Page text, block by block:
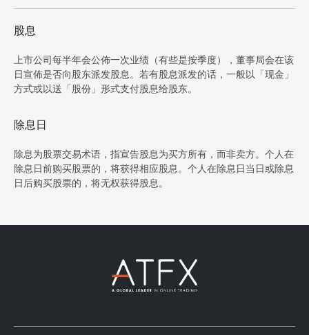
股息
上市公司每半年会公佈一次业绩（有些是按季度），董事局会在该
日宣佈是否向股东派发股息。若有股息派发的话，一般以「现金」
方式或以送「股份」形式支付股息给股东。
除息日
除息为股票交易术语，指宣告股息为买方所有，而非卖方。个人在
除息日前购买股票的，将获得相应股息。个人在除息日当日或除息
日后购买股票的，将无权获得股息。